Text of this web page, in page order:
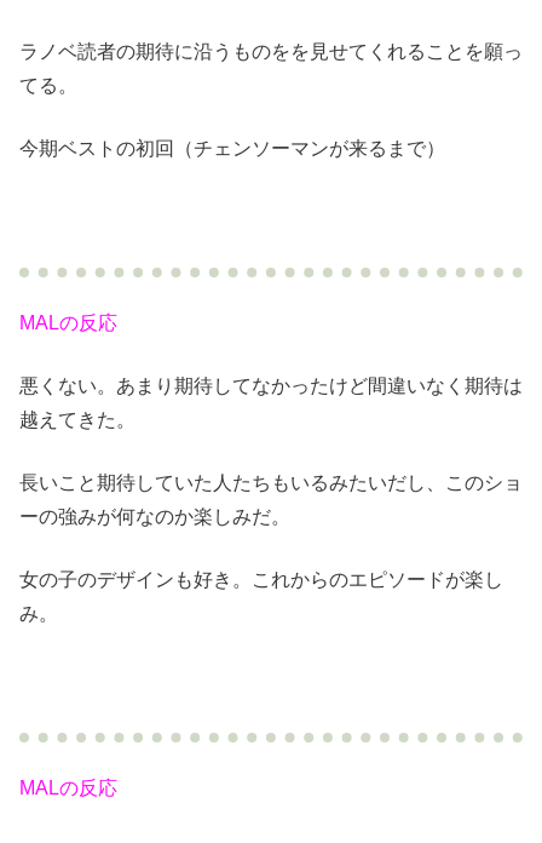
ラノベ読者の期待に沿うものをを見せてくれることを願っ
てる。
今期ベストの初回（チェンソーマンが来るまで）
MALの反応
悪くない。あまり期待してなかったけど間違いなく期待は
越えてきた。
長いこと期待していた人たちもいるみたいだし、このショ
ーの強みが何なのか楽しみだ。
女の子のデザインも好き。これからのエピソードが楽し
み。
MALの反応